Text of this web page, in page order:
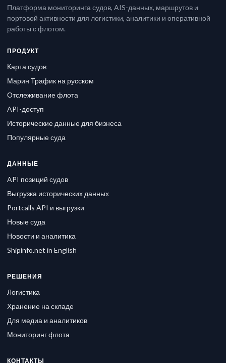
Платформа мониторинга судов, AIS-данных, маршрутов и
портовой активности для логистики, аналитики и оперативной
работы с флотом.
ПРОДУКТ
Карта судов
Марин Трафик на русском
Отслеживание флота
API-доступ
Исторические данные для бизнеса
Популярные суда
ДАННЫЕ
API позиций судов
Выгрузка исторических данных
Portcalls API и выгрузки
Новые суда
Новости и аналитика
Shipinfo.net in English
РЕШЕНИЯ
Логистика
Хранение на складе
Для медиа и аналитиков
Мониторинг флота
КОНТАКТЫ